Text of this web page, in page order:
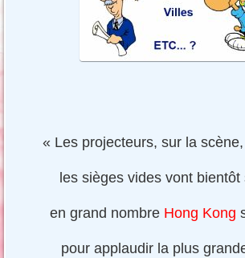
« Les projecteurs, sur la
les sièges vides vont bientôt
en grand nombre Hong Kong
pour applaudir la plus